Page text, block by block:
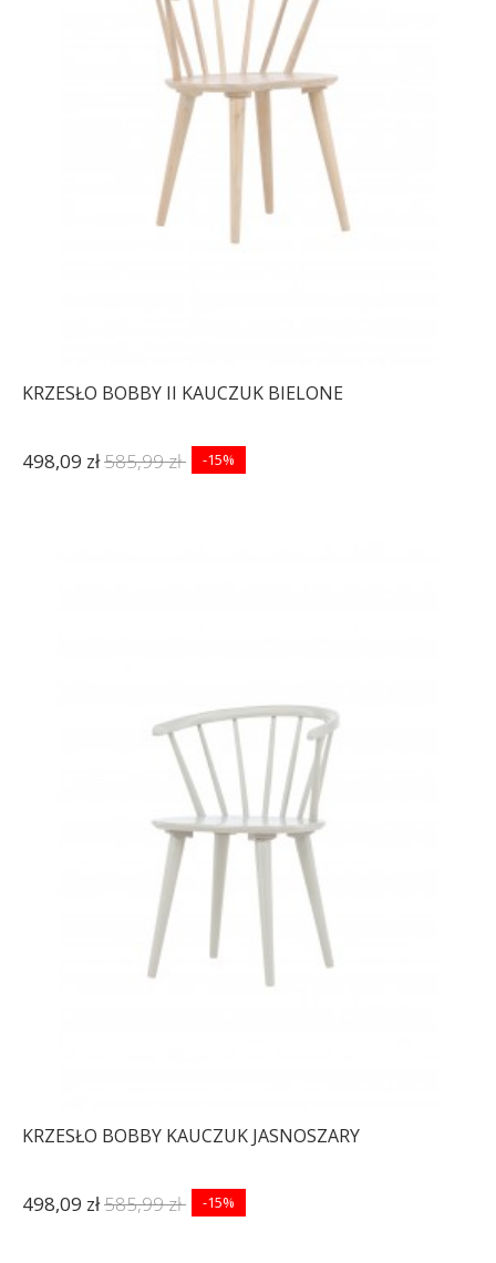
KRZESŁO BOBBY II KAUCZUK BIELONE
498,09 zł585,99 zł -15%
KRZESŁO BOBBY KAUCZUK JASNOSZARY
498,09 zł585,99 zł -15%